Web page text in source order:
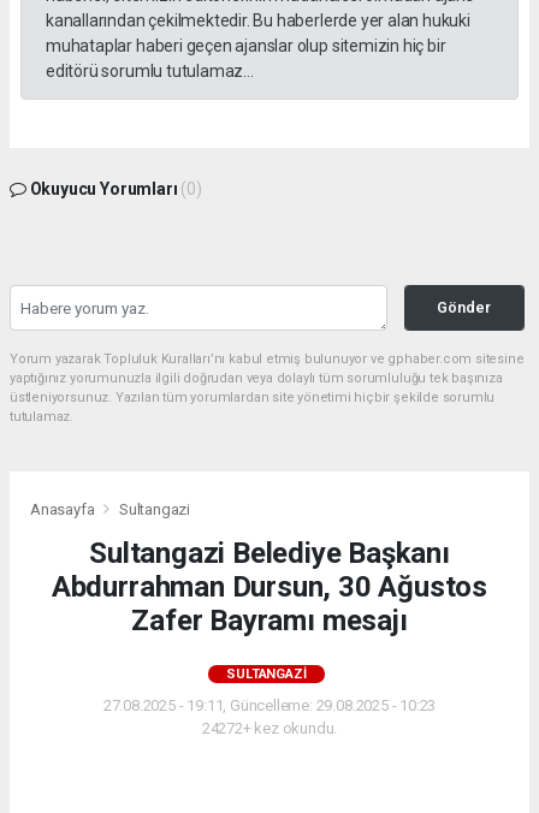
kanallarından çekilmektedir. Bu haberlerde yer alan hukuki
muhataplar haberi geçen ajanslar olup sitemizin hiç bir
editörü sorumlu tutulamaz...
Okuyucu Yorumları (0)
Gönder
Yorum yazarak Topluluk Kuralları’nı kabul etmiş bulunuyor ve gphaber.com sitesine
yaptığınız yorumunuzla ilgili doğrudan veya dolaylı tüm sorumluluğu tek başınıza
üstleniyorsunuz. Yazılan tüm yorumlardan site yönetimi hiçbir şekilde sorumlu
tutulamaz.
Anasayfa Sultangazi
Sultangazi Belediye Başkanı
Abdurrahman Dursun, 30 Ağustos
Zafer Bayramı mesajı
SULTANGAZI
27.08.2025 - 19:11, Güncelleme: 29.08.2025 - 10:23
24272+ kez okundu.